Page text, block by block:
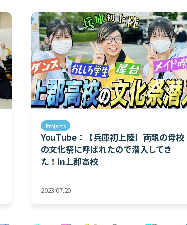
Projects
YouTube：【兵庫初上陸】両親の母校
の文化祭に呼ばれたので潜入してき
た！in上郡高校
2023.07.20